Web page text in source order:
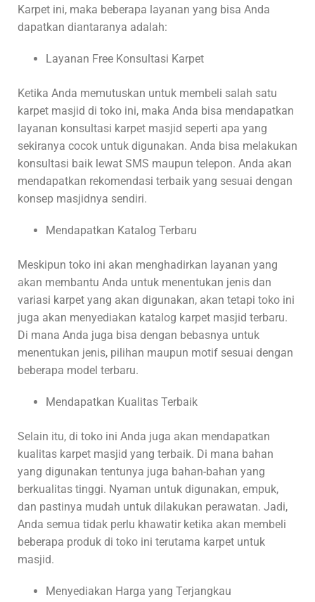
Karpet ini, maka beberapa layanan yang bisa Anda
dapatkan diantaranya adalah:
Layanan Free Konsultasi Karpet
Ketika Anda memutuskan untuk membeli salah satu
karpet masjid di toko ini, maka Anda bisa mendapatkan
layanan konsultasi karpet masjid seperti apa yang
sekiranya cocok untuk digunakan. Anda bisa melakukan
konsultasi baik lewat SMS maupun telepon. Anda akan
mendapatkan rekomendasi terbaik yang sesuai dengan
konsep masjidnya sendiri.
Mendapatkan Katalog Terbaru
Meskipun toko ini akan menghadirkan layanan yang
akan membantu Anda untuk menentukan jenis dan
variasi karpet yang akan digunakan, akan tetapi toko ini
juga akan menyediakan katalog karpet masjid terbaru.
Di mana Anda juga bisa dengan bebasnya untuk
menentukan jenis, pilihan maupun motif sesuai dengan
beberapa model terbaru.
Mendapatkan Kualitas Terbaik
Selain itu, di toko ini Anda juga akan mendapatkan
kualitas karpet masjid yang terbaik. Di mana bahan
yang digunakan tentunya juga bahan-bahan yang
berkualitas tinggi. Nyaman untuk digunakan, empuk,
dan pastinya mudah untuk dilakukan perawatan. Jadi,
Anda semua tidak perlu khawatir ketika akan membeli
beberapa produk di toko ini terutama karpet untuk
masjid.
Menyediakan Harga yang Terjangkau